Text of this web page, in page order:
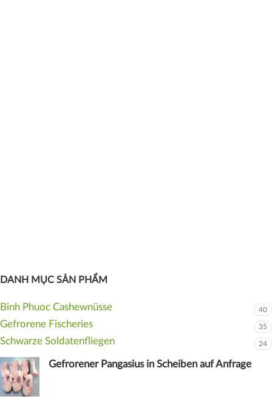
DANH MỤC SẢN PHẨM
Binh Phuoc Cashewnüsse 40
Gefrorene Fischeries 35
Schwarze Soldatenfliegen 24
Gefrorener Pangasius in Scheiben auf Anfrage